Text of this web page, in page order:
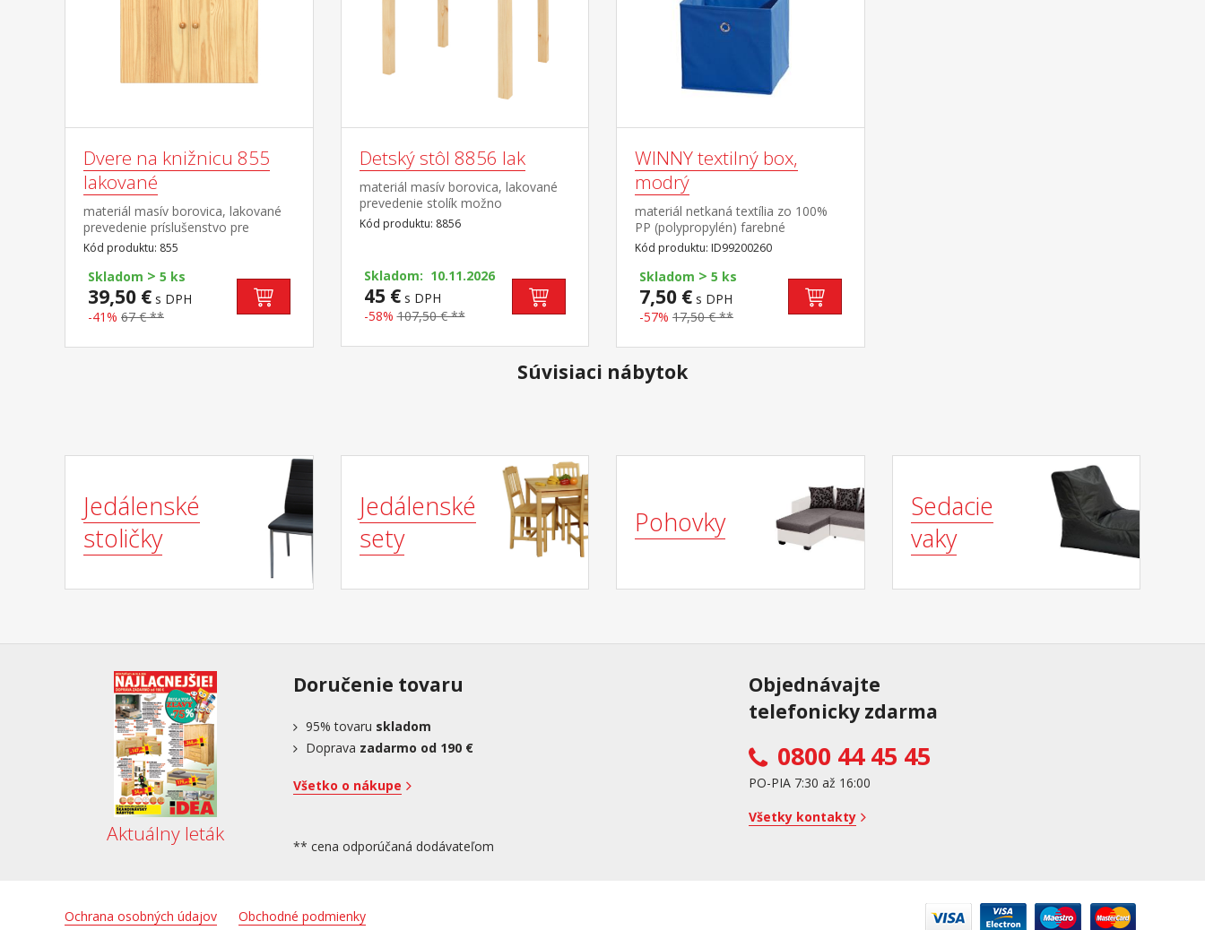
Dvere na knižnicu 855
lakované
materiál masív borovica, lakované
prevedenie príslušenstvo pre
knižnice 851 alebo 853
Kód produktu: 855
Skladom > 5 ks
39,50 € s DPH
-41% 67 € **
Detský stôl 8856 lak
materiál masív borovica, lakované
prevedenie stolík možno
kombinovať s detskou stoličkou
8866 vhodné pre deti od 3 rokov
Kód produktu: 8856
Skladom: 10.11.2026
45 €s DPH
-58% 107,50 € **
WINNY textilný box,
modrý
materiál netkaná textília zo 100%
PP (polypropylén) farebné
prevedenie modrá
Kód produktu: ID99200260
Skladom > 5 ks
7,50 € s DPH
-57% 17,50 € **
Súvisiaci nábytok
Jedálenské
stoličky
Jedálenské
sety
Pohovky
Sedacie
vaky
Aktuálny leták
Doručenie tovaru
95% tovaru skladom
Doprava zadarmo od 190 €
Všetko o nákupe
** cena odporúčaná dodávateľom
Objednávajte
telefonicky zdarma
0800 44 45 45
PO-PIA 7:30 až 16:00
Všetky kontakty
Ochrana osobných údajov Obchodné podmienky